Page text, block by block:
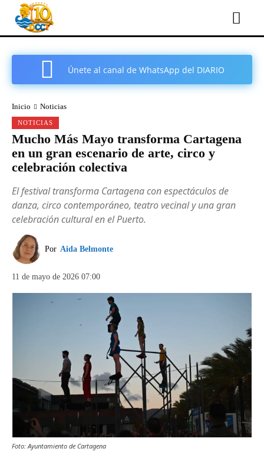
Únete al canal de WhatsApp del DIARIO
Inicio Noticias
NOTICIAS
Mucho Más Mayo transforma Cartagena
en un gran escenario de arte, circo y
celebración colectiva
El festival transforma Cartagena con espectáculos de
danza, circo contemporáneo, teatro vecinal y una gran
celebración cultural en el Puerto.
Por Aida Belmonte
11 de mayo de 2026 07:00
Foto: Ayuntamiento de Cartagena